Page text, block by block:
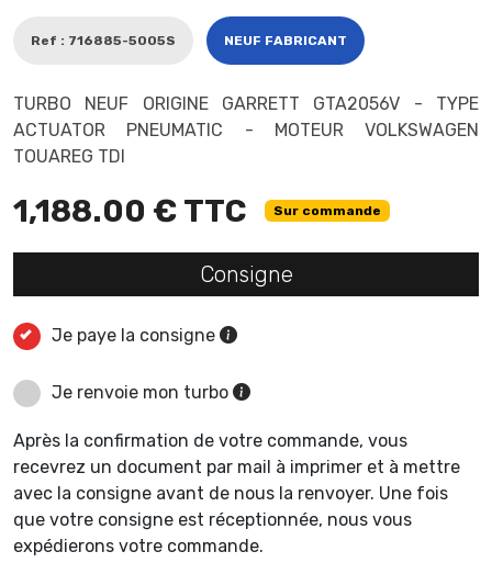
Ref : 716885-5005S NEUF FABRICANT
TURBO NEUF ORIGINE GARRETT GTA2056V - TYPE
ACTUATOR PNEUMATIC - MOTEUR VOLKSWAGEN
TOUAREG TDI
1,188.00 € TTC Sur commande
Consigne
Je paye la consigne
Je renvoie mon turbo
Après la confirmation de votre commande, vous
recevrez un document par mail à imprimer et à mettre
avec la consigne avant de nous la renvoyer. Une fois
que votre consigne est réceptionnée, nous vous
expédierons votre commande.